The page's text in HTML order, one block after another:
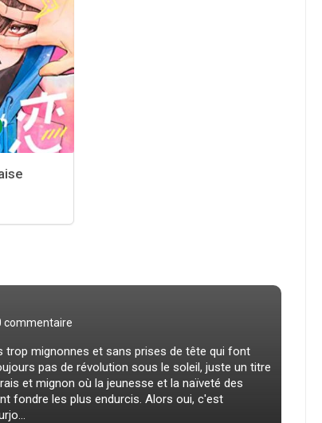
commentaire
trop mignonnes et sans prises de tête qui font
pas de révolution sous le soleil, juste un titre
et mignon où la jeunesse et la naïveté des
fondre les plus endurcis. Alors oui, c'est